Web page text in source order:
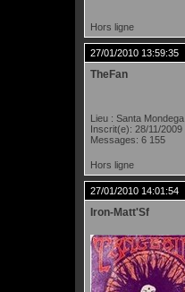
Hors ligne
27/01/2010 13:59:35
TheFan
Lieu : Santa Mondega
Inscrit(e): 28/11/2009
Messages: 6 155
Hors ligne
27/01/2010 14:01:54
Iron-Matt'Sf